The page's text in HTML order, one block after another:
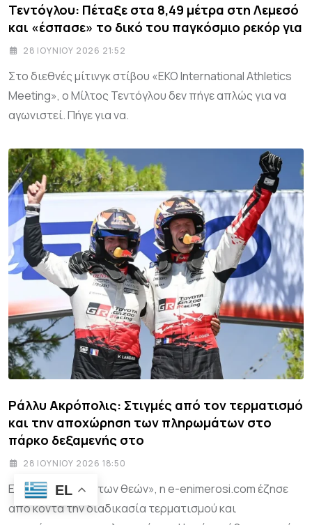
Τεντόγλου: Πέταξε στα 8,49 μέτρα στη Λεμεσό
και «έσπασε» το δικό του παγκόσμιο ρεκόρ για
28 ΙΟΥΝΊΟΥ 2026 21:52
Στο διεθνές μίτινγκ στίβου «EKO International Athletics
Meeting», ο Μίλτος Τεντόγλου δεν πήγε απλώς για να
αγωνιστεί. Πήγε για να.
Ράλλυ Ακρόπολις: Στιγμές από τον τερματισμό
και την αποχώρηση των πληρωμάτων στο
πάρκο δεξαμενής στο
28 ΙΟΥΝΊΟΥ 2026 18:50
Εδώ, στο «ράλλυ των θεών», η e-enimerosi.com έζησε
από κοντά την διαδικασία τερματισμού και
EL